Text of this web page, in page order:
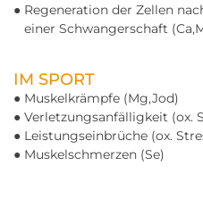
● Regeneration der Zellen
einer Schwangerschaft
IM SPORT
● Muskelkrämpfe (Mg,Jod)
● Verletzungsanfälligkeit (ox.
● Leistungseinbrüche (ox.
● Muskelschmerzen (Se)